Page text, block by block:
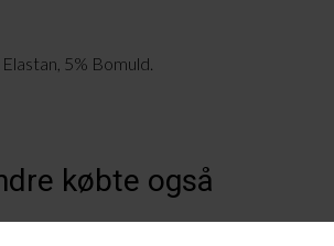
5% Bomuld.
købte også